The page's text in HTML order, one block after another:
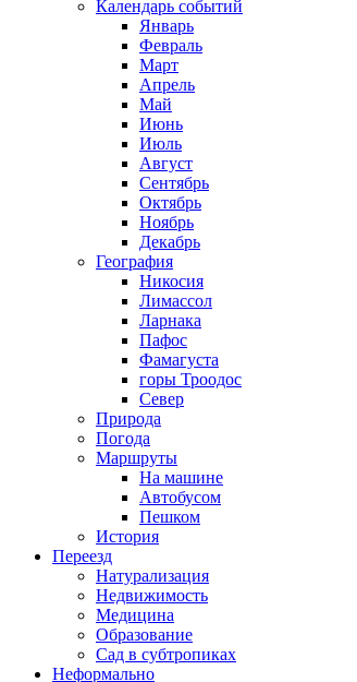
Календарь событий
Январь
Февраль
Март
Апрель
Май
Июнь
Июль
Август
Сентябрь
Октябрь
Ноябрь
Декабрь
География
Никосия
Лимассол
Ларнака
Пафос
Фамагуста
горы Троодос
Север
Природа
Погода
Маршруты
На машине
Автобусом
Пешком
История
Переезд
Натурализация
Недвижимость
Медицина
Образование
Сад в субтропиках
Неформально